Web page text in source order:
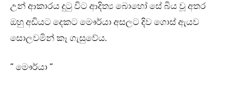
උන් ආකාරය දුටු විට ආදිත්‍ය බොහෝ සේ බිය වූ අතර
ඔහු අඩියට දෙකට මෞර්යා අසලට දිව ගොස් ඇයව
සොලවමින් කෑ ගැසුවේය.
” මෞර්යා ”